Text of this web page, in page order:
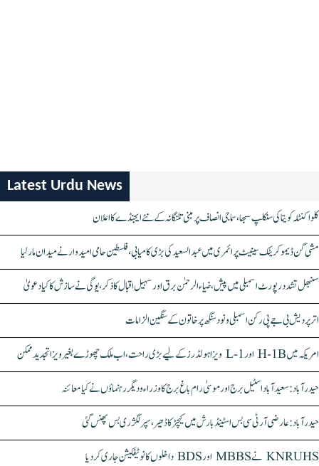
Latest Urdu News
کلواکنٹلہ کویتا کی سنکلپ سبھا، سماجی انصاف پر مبنی تلنگانہ کے نئے ایجنڈے کا اعلان
مشی گن ڈیموکریٹک سینیٹ پرائمری میں عبدالسعید کی بڑی کامیابی، فلسطین حامی امیدوار نے میدان مار لیا
سنبھل تشدد رپورٹ اسمبلی میں پیش، ضیاء الرحمٰن برق اور سہیل اقبال کا ذکر، یوگی نے سازش کا کیا دعویٰ
اتر پردیش بی جے پی رکن اسمبلی ونود سنگھ پر خاتون کے سنگین الزامات
امریکہ میں H-1B اور L-1 ویزا ہولڈرز کے لیے بڑی راحت، اب ملک چھوڑے بغیر ویزا تجدید ممکن
حیدرآباد: سعیدآباد اسٹیل برج اور موسیٰ رام باغ برج کا وزراء و دیگر رہنماؤں نے کیا معائنہ
حیدرآباد: عارضی آر ٹی سی بس اسٹینڈ بارش میں کیچڑ کا ڈھیر، سپر لگژری بس پھنس گئی
KNRUHS نے MBBS اور BDS داخلوں کا نوٹیفکیشن جاری کر دیا